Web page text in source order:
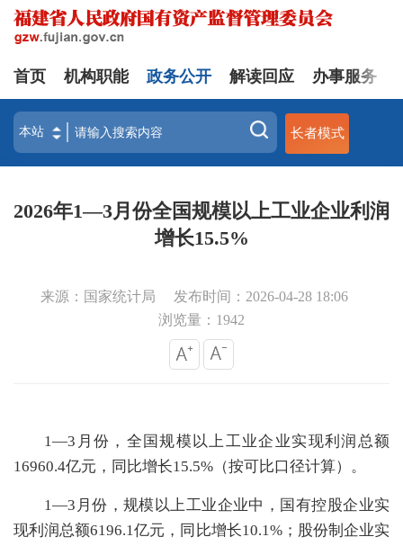
首页 机构职能 政务公开 解读回应 办事服务
长者模式
2026年1—3月份全国规模以上工业企业利润
增长15.5%
来源：国家统计局
发布时间：2026-04-28 18:06
浏览量： 1942
1—3月份，全国规模以上工业企业实现利润总额
16960.4亿元，同比增长15.5%（按可比口径计算）。
1—3月份，规模以上工业企业中，国有控股企业实
现利润总额6196.1亿元，同比增长10.1%；股份制企业实